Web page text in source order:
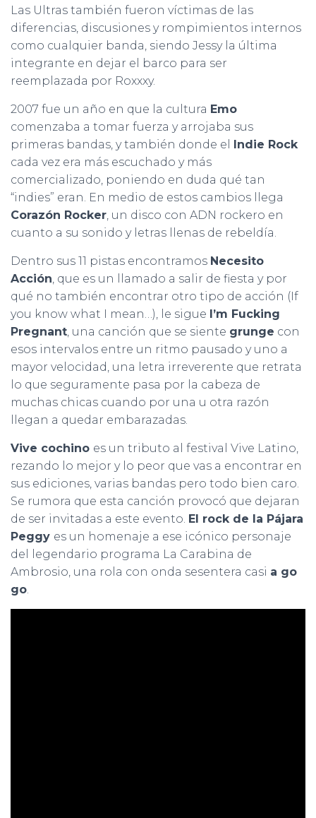
Las Ultras también fueron víctimas de las
diferencias, discusiones y rompimientos internos
como cualquier banda, siendo Jessy la última
integrante en dejar el barco para ser
reemplazada por Roxxxy.
2007 fue un año en que la cultura Emo
comenzaba a tomar fuerza y arrojaba sus
primeras bandas, y también donde el Indie Rock
cada vez era más escuchado y más
comercializado, poniendo en duda qué tan
“indies” eran. En medio de estos cambios llega
Corazón Rocker, un disco con ADN rockero en
cuanto a su sonido y letras llenas de rebeldía.
Dentro sus 11 pistas encontramos Necesito
Acción, que es un llamado a salir de fiesta y por
qué no también encontrar otro tipo de acción (If
you know what I mean…), le sigue I’m Fucking
Pregnant, una canción que se siente grunge con
esos intervalos entre un ritmo pausado y uno a
mayor velocidad, una letra irreverente que retrata
lo que seguramente pasa por la cabeza de
muchas chicas cuando por una u otra razón
llegan a quedar embarazadas.
Vive cochino es un tributo al festival Vive Latino,
rezando lo mejor y lo peor que vas a encontrar en
sus ediciones, varias bandas pero todo bien caro.
Se rumora que esta canción provocó que dejaran
de ser invitadas a este evento. El rock de la Pájara
Peggy es un homenaje a ese icónico personaje
del legendario programa La Carabina de
Ambrosio, una rola con onda sesentera casi a go
go.